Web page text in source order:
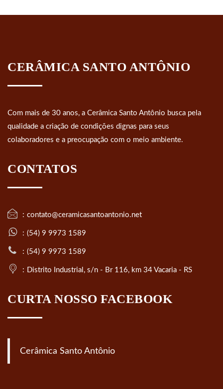
CERÂMICA SANTO ANTÔNIO
Com mais de 30 anos, a Cerâmica Santo Antônio busca pela
qualidade a criação de condições dignas para seus
colaboradores e a preocupação com o meio ambiente.
CONTATOS
contato@ceramicasantoantonio.net
(54) 9 9973 1589
(54) 9 9973 1589
Distrito Industrial, s/n - Br 116, km 34 Vacaria - RS
CURTA NOSSO FACEBOOK
Cerâmica Santo Antônio